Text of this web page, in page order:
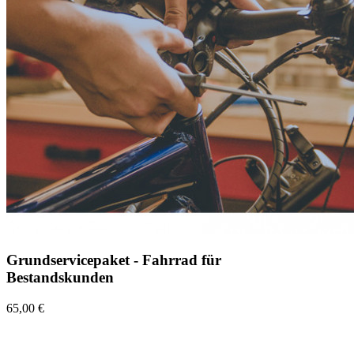
Grundservicepaket - Fahrrad für
Bestandskunden
65,00 €